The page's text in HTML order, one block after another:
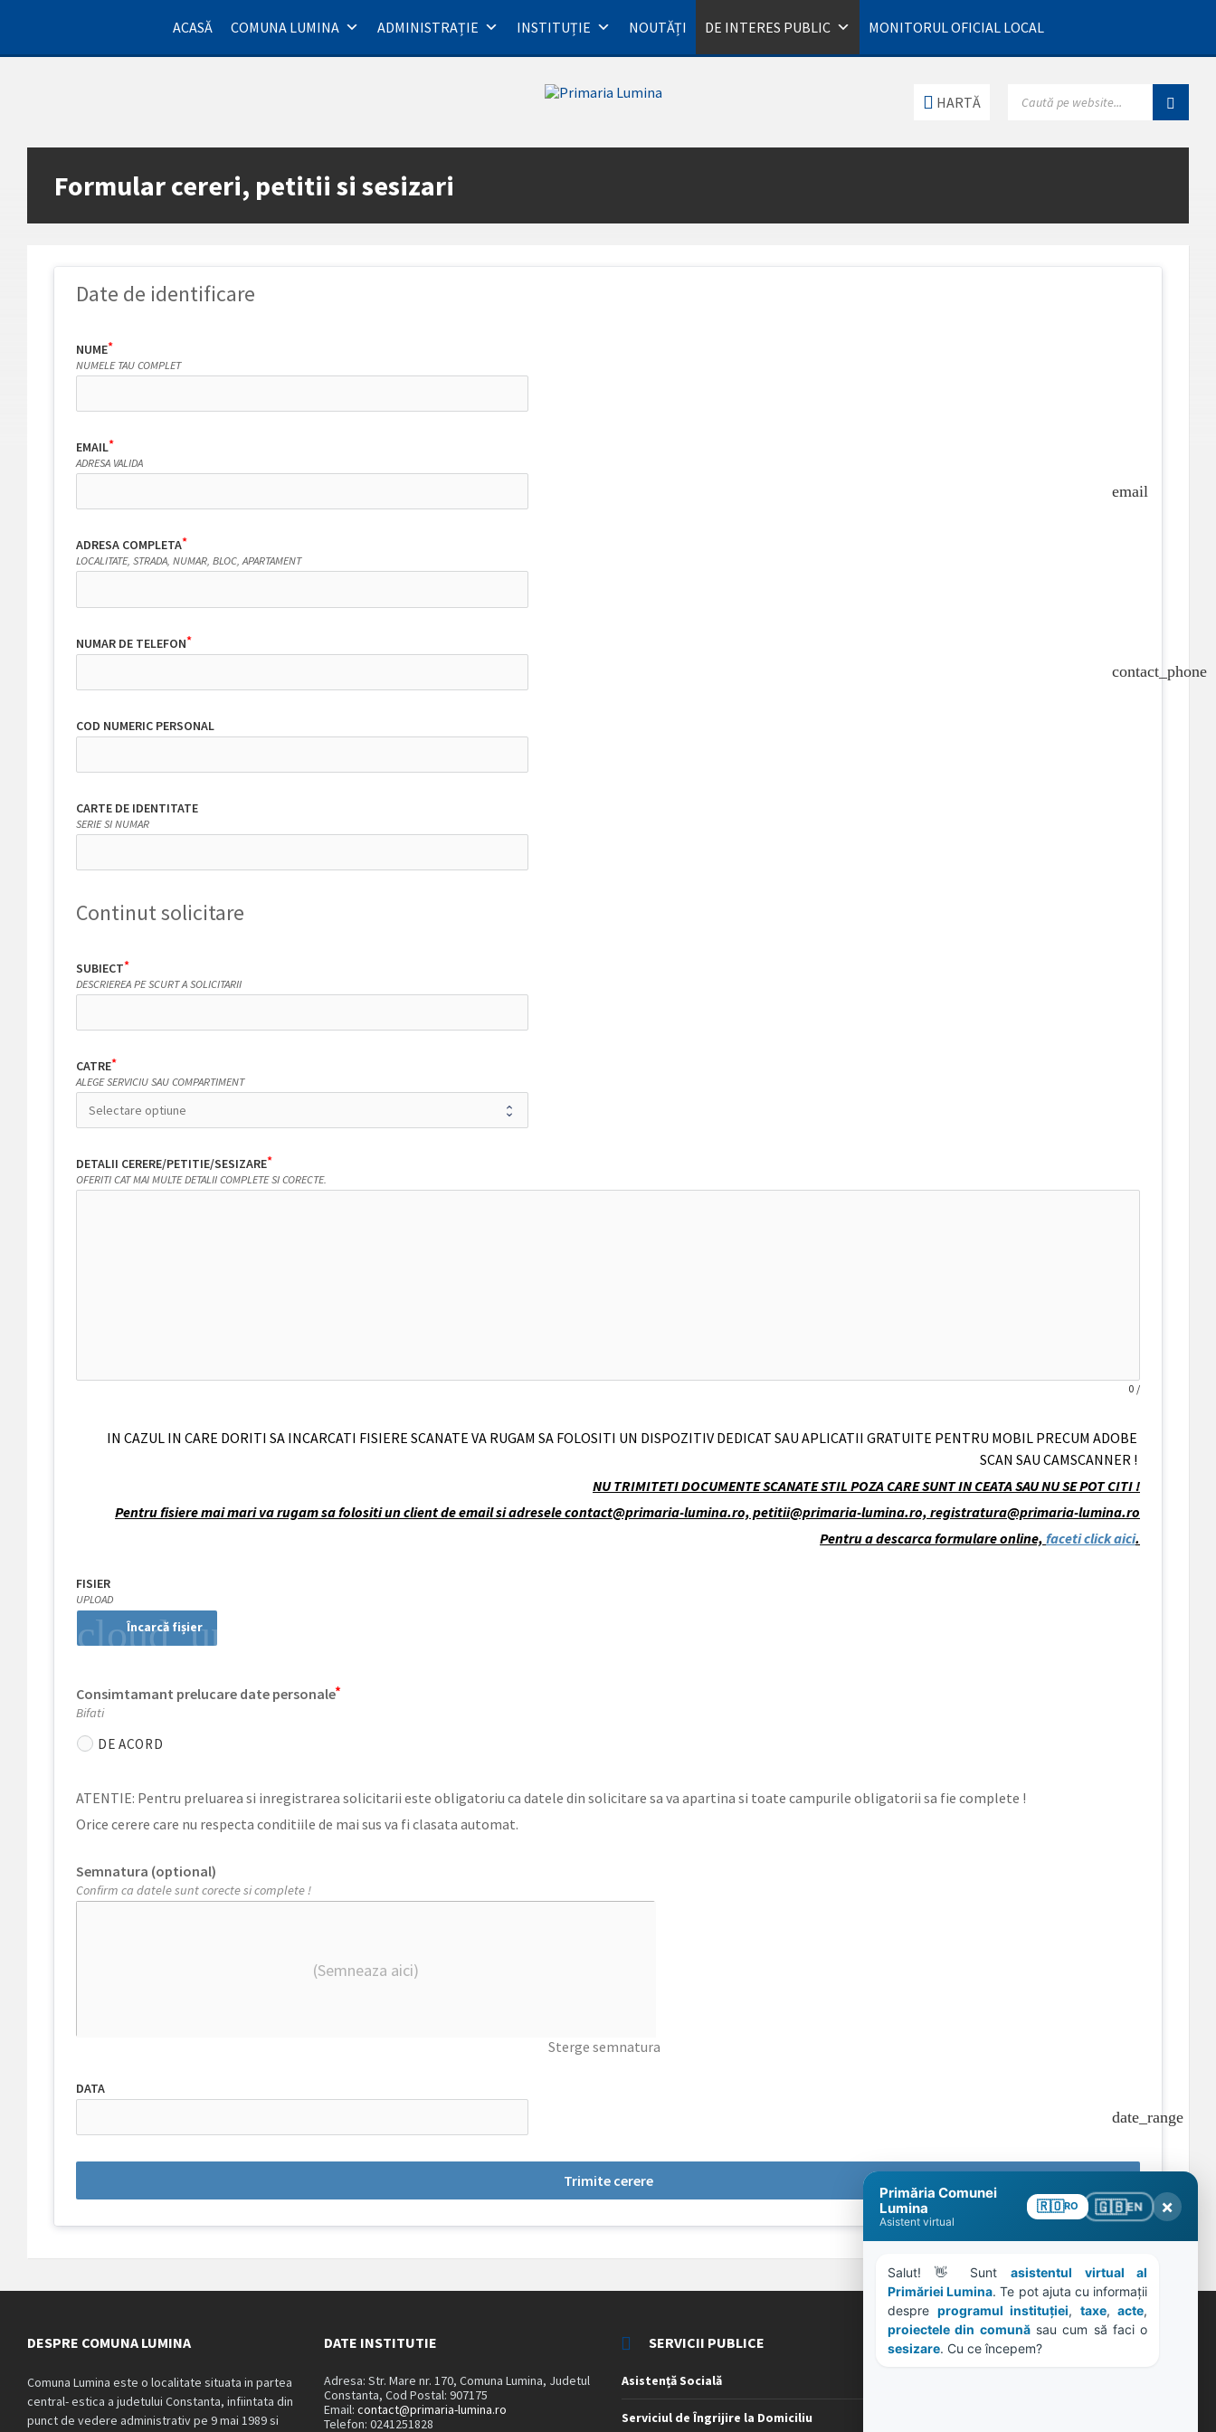
ACASĂ COMUNA LUMINA ADMINISTRAȚIE INSTITUȚIE NOUTĂȚI DE INTERES PUBLIC MONITORUL OFICIAL LOCAL
HARTĂ
Formular cereri, petitii si sesizari
Date de identificare
NUME
NUMELE TAU COMPLET
EMAIL
ADRESA VALIDA
email
ADRESA COMPLETA
LOCALITATE, STRADA, NUMAR, BLOC, APARTAMENT
NUMAR DE TELEFON
contact_phone
COD NUMERIC PERSONAL
CARTE DE IDENTITATE
SERIE SI NUMAR
Continut solicitare
SUBIECT
DESCRIEREA PE SCURT A SOLICITARII
CATRE
ALEGE SERVICIU SAU COMPARTIMENT
DETALII CERERE/PETITIE/SESIZARE
OFERITI CAT MAI MULTE DETALII COMPLETE SI CORECTE.
0 /
IN CAZUL IN CARE DORITI SA INCARCATI FISIERE SCANATE VA RUGAM SA FOLOSITI UN DISPOZITIV DEDICAT SAU APLICATII GRATUITE PENTRU MOBIL PRECUM ADOBE
SCAN SAU CAMSCANNER !
NU TRIMITETI DOCUMENTE SCANATE STIL POZA CARE SUNT IN CEATA SAU NU SE POT CITI !
Pentru fisiere mai mari va rugam sa folositi un client de email si adresele contact@primaria-lumina.ro, petitii@primaria-lumina.ro, registratura@primaria-lumina.ro
Pentru a descarca formulare online, faceti click aici.
FISIER
UPLOAD
cloud_upload
Încarcă fișier
Consimtamant prelucare date personale
Bifati
DE ACORD
ATENTIE: Pentru preluarea si inregistrarea solicitarii este obligatoriu ca datele din solicitare sa va apartina si toate campurile obligatorii sa fie complete !
Orice cerere care nu respecta conditiile de mai sus va fi clasata automat.
Semnatura (optional)
Confirm ca datele sunt corecte si complete !
(Semneaza aici)
Sterge semnatura
DATA
date_range
Trimite cerere
DESPRE COMUNA LUMINA
Comuna Lumina este o localitate situata in partea
central- estica a judetului Constanta, infiintata din
punct de vedere administrativ pe 9 mai 1989 si
DATE INSTITUTIE
Adresa: Str. Mare nr. 170, Comuna Lumina, Judetul
Constanta, Cod Postal: 907175
Email:contact@primaria-lumina.ro
Telefon: 0241251828
SERVICII PUBLICE
Asistență Socială
Serviciul de Îngrijire la Domiciliu
ORE DE LUCRU
Primăria Comunei
Lumina
Asistent virtual
🇷🇴RO 🇬🇧EN ×
Salut! 👋 Sunt asistentul virtual al
Primăriei Lumina. Te pot ajuta cu informații
despre programul instituției, taxe, acte
proiectele din comună
sesizare. Cu ce începem?